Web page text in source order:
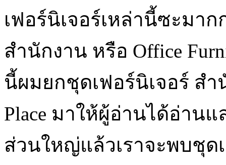
เฟอร์นิเจอร์เหล่านี้ซะมา
สำนักงาน หรือ Office
นี้ผมยกชุดเฟอร์นิเจอร์ สำ
Place มาให้ผู้อ่านได้อ่าน
ส่วนใหญ่แล้วเราจะพบชุด